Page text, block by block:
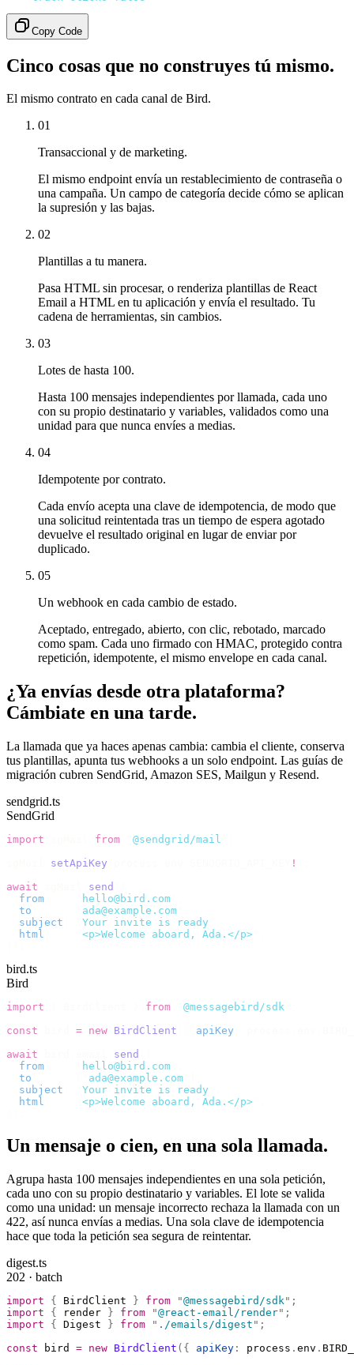
Copy Code
Cinco cosas que no construyes tú mismo.
El mismo contrato en cada canal de Bird.
01
Transaccional y de marketing.
El mismo endpoint envía un restablecimiento de contraseña o
una campaña. Un campo de categoría decide cómo se aplican
la supresión y las bajas.
02
Plantillas a tu manera.
Pasa HTML sin procesar, o renderiza plantillas de React
Email a HTML en tu aplicación y envía el resultado. Tu
cadena de herramientas, sin cambios.
03
Lotes de hasta 100.
Hasta 100 mensajes independientes por llamada, cada uno
con su propio destinatario y variables, validados como una
unidad para que nunca envíes a medias.
04
Idempotente por contrato.
Cada envío acepta una clave de idempotencia, de modo que
una solicitud reintentada tras un tiempo de espera agotado
devuelve el resultado original en lugar de enviar por
duplicado.
05
Un webhook en cada cambio de estado.
Aceptado, entregado, abierto, con clic, rebotado, marcado
como spam. Cada uno firmado con HMAC, protegido contra
repetición, idempotente, el mismo envelope en cada canal.
¿Ya envías desde otra plataforma?
Cámbiate en una tarde.
La llamada que ya haces apenas cambia: cambia el cliente, conserva
tus plantillas, apunta tus webhooks a un solo endpoint. Las guías de
migración cubren SendGrid, Amazon SES, Mailgun y Resend.
sendgrid.ts
SendGrid
import from @sendgrid/mail
setApiKey !
await
send
  from
hello@bird.com
  to
ada@example.com
  subject
Your invite is ready
  html
<p>Welcome aboard, Ada.</p>
bird.ts
Bird
import from @messagebird/sdk
const
= new BirdClient apiKey
await
send
  from
hello@bird.com
  to
ada@example.com
  subject
Your invite is ready
  html
<p>Welcome aboard, Ada.</p>
Un mensaje o cien, en una sola llamada.
Agrupa hasta 100 mensajes independientes en una sola petición,
cada uno con su propio destinatario y variables. El lote se valida
como una unidad: un mensaje incorrecto rechaza la llamada con un
422, así nunca envías a medias. Una sola clave de idempotencia
hace que toda la petición sea segura de reintentar.
digest.ts
202 · batch
import { BirdClient } from "@messagebird/sdk" ;
import { render } from "@react-email/render" ;
import { Digest } from " ./emails/digest " ;
const bird = new BirdClient ({ apiKey : process . env .